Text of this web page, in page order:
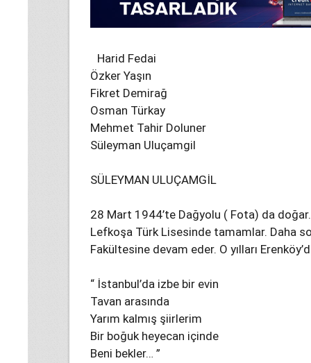
Harid Fedai
Özker Yaşın
Fikret Demirağ
Osman Türkay
Mehmet Tahir Doluner
Süleyman Uluçamgil
SÜLEYMAN ULUÇAMGİL
28 Mart 1944’te Dağyolu ( Fota) da
Lefkoşa Türk Lisesinde tamamlar. Daha
Fakültesine devam eder. O yılları
“ İstanbul’da izbe bir evin
Tavan arasında
Yarım kalmış şiirlerim
Bir boğuk heyecan içinde
Beni bekler… ”